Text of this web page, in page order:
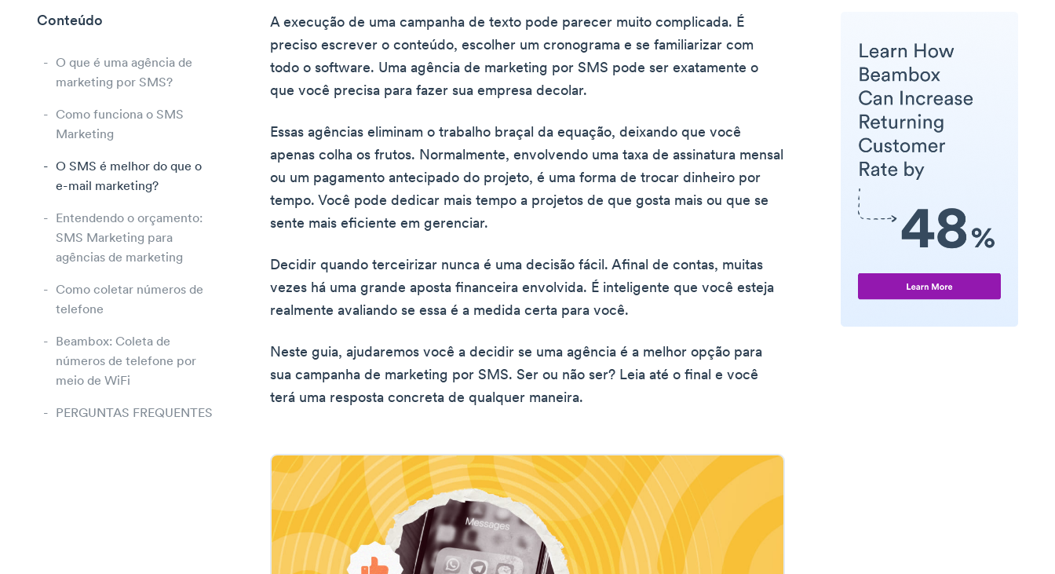
Conteúdo
O que é uma agência de
marketing por SMS?
Como funciona o SMS
Marketing
O SMS é melhor do que o
e-mail marketing?
Entendendo o orçamento:
SMS Marketing para
agências de marketing
Como coletar números de
telefone
Beambox: Coleta de
números de telefone por
meio de WiFi
PERGUNTAS FREQUENTES
A execução de uma campanha de texto pode parecer muito complicada. É
preciso escrever o conteúdo, escolher um cronograma e se familiarizar com
todo o software. Uma agência de marketing por SMS pode ser exatamente o
que você precisa para fazer sua empresa decolar.
Essas agências eliminam o trabalho braçal da equação, deixando que você
apenas colha os frutos. Normalmente, envolvendo uma taxa de assinatura mensal
ou um pagamento antecipado do projeto, é uma forma de trocar dinheiro por
tempo. Você pode dedicar mais tempo a projetos de que gosta mais ou que se
sente mais eficiente em gerenciar.
Decidir quando terceirizar nunca é uma decisão fácil. Afinal de contas, muitas
vezes há uma grande aposta financeira envolvida. É inteligente que você esteja
realmente avaliando se essa é a medida certa para você.
Neste guia, ajudaremos você a decidir se uma agência é a melhor opção para
sua campanha de marketing por SMS. Ser ou não ser? Leia até o final e você
terá uma resposta concreta de qualquer maneira.